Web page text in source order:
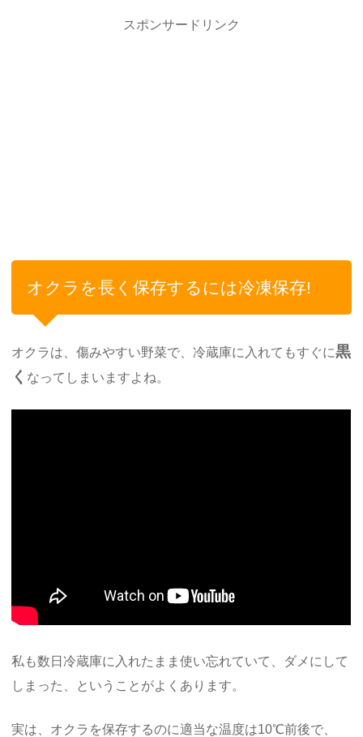
スポンサードリンク
オクラを長く保存するには冷凍保存!
オクラは、傷みやすい野菜で、冷蔵庫に入れてもすぐに黒
く なってしまいますよね。
私も数日冷蔵庫に入れたまま使い忘れていて、ダメにして
しまった、ということがよくあります。
実は、オクラを保存するのに適当な温度は10℃前後で、